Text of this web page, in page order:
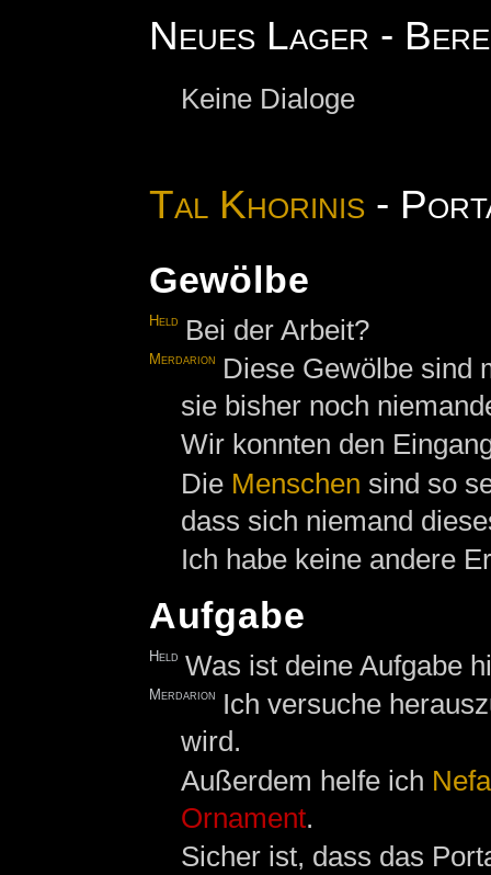
Neues Lager -
Keine Dialoge
Tal Khorinis-
Gewölbe
Held Bei der Arbeit?
Merdarion
Diese Gewölbe sind
sie bisher noch
Wir konnten den
Die Menschen sind so
dass sich niemand
Ich habe keine andere
Aufgabe
Held Was ist deine Aufgabe
Merdarion
Ich versuche
wird.
Außerdem helfe ich
Ornament.
Sicher ist, dass das